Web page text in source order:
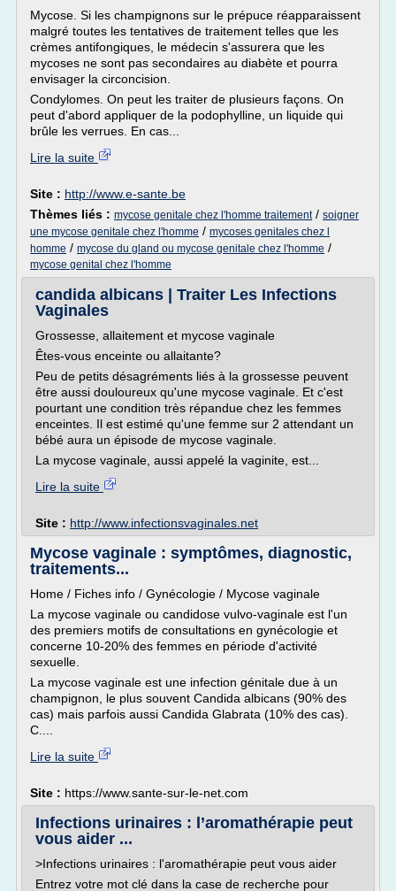
Mycose. Si les champignons sur le prépuce réapparaissent
malgré toutes les tentatives de traitement telles que les
crèmes antifongiques, le médecin s'assurera que les
mycoses ne sont pas secondaires au diabète et pourra
envisager la circoncision.
Condylomes. On peut les traiter de plusieurs façons. On
peut d'abord appliquer de la podophylline, un liquide qui
brûle les verrues. En cas...
Lire la suite
Site : http://www.e-sante.be
Thèmes liés : mycose genitale chez l'homme traitement/ soigner
une mycose genitale chez l'homme / mycoses genitales chez l
homme / mycose du gland ou mycose genitale chez l'homme /
mycose genital chez l'homme
candida albicans | Traiter Les Infections
Vaginales
Grossesse, allaitement et mycose vaginale
Êtes-vous enceinte ou allaitante?
Peu de petits désagréments liés à la grossesse peuvent
être aussi douloureux qu'une mycose vaginale. Et c'est
pourtant une condition très répandue chez les femmes
enceintes. Il est estimé qu'une femme sur 2 attendant un
bébé aura un épisode de mycose vaginale.
La mycose vaginale, aussi appelé la vaginite, est...
Lire la suite
Site : http://www.infectionsvaginales.net
Mycose vaginale : symptômes, diagnostic,
traitements...
Home / Fiches info / Gynécologie / Mycose vaginale
La mycose vaginale ou candidose vulvo-vaginale est l'un
des premiers motifs de consultations en gynécologie et
concerne 10-20% des femmes en période d'activité
sexuelle.
La mycose vaginale est une infection génitale due à un
champignon, le plus souvent Candida albicans (90% des
cas) mais parfois aussi Candida Glabrata (10% des cas).
C....
Lire la suite
Site : https://www.sante-sur-le-net.com
Infections urinaires : l’aromathérapie peut
vous aider ...
>Infections urinaires : l'aromathérapie peut vous aider
Entrez votre mot clé dans la case de recherche pour